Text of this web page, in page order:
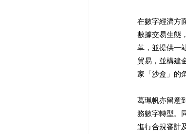
在數字經濟方
數據交易生態
革，並提供一
貿易，並構建
家「沙盒」的
葛珮帆亦留意
務數字轉型。
進行合規審計